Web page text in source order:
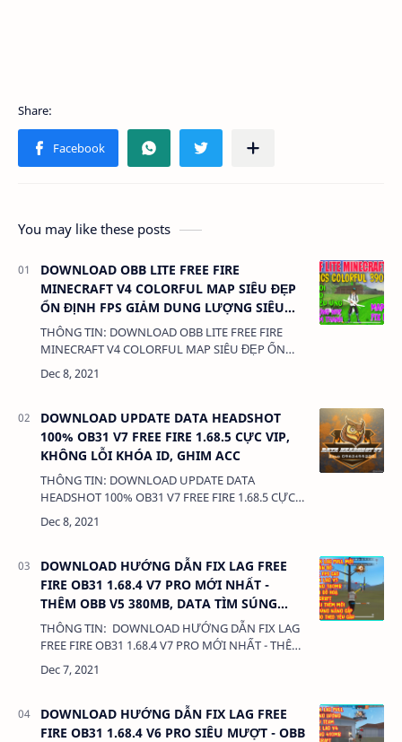
You may like these posts
DOWNLOAD OBB LITE FREE FIRE
MINECRAFT V4 COLORFUL MAP SIÊU ĐẸP
ỔN ĐỊNH FPS GIẢM DUNG LƯỢNG SIÊU
NHẸ
THÔNG TIN: DOWNLOAD OBB LITE FREE FIRE
MINECRAFT V4 COLORFUL MAP SIÊU ĐẸP ỔN
ĐỊNH FPS GIẢM DUNG LƯỢNG SIÊU NHẸ DUNG
LƯỢNG: 588 MB LINK: (adsbygoogle =
DOWNLOAD UPDATE DATA HEADSHOT
100% OB31 V7 FREE FIRE 1.68.5 CỰC VIP,
KHÔNG LỖI KHÓA ID, GHIM ACC
THÔNG TIN: DOWNLOAD UPDATE DATA
HEADSHOT 100% OB31 V7 FREE FIRE 1.68.5 CỰC
VIP, KHÔNG LỖI KHÓA ID, GHIM ACC \ DUNG
LƯỢNG: 588 MB LINK: (adsbygoogle =
DOWNLOAD HƯỚNG DẪN FIX LAG FREE
FIRE OB31 1.68.4 V7 PRO MỚI NHẤT -
THÊM OBB V5 380MB, DATA TÌM SÚNG
NÂNG CẤP
THÔNG TIN: DOWNLOAD HƯỚNG DẪN FIX LAG
FREE FIRE OB31 1.68.4 V7 PRO MỚI NHẤT - THÊM
OBB V5 380MB, DATA TÌM SÚNG NÂNG CẤP 380
DOWNLOAD HƯỚNG DẪN FIX LAG FREE
FIRE OB31 1.68.4 V6 PRO SIÊU MƯỢT - OBB